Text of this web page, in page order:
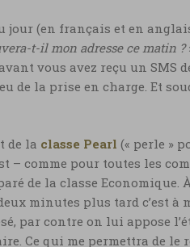
(en français et en
t-il mon adresse ce matin ?
vous avez reçu un SMS
de la prise en charge. Et
de la classe Pearl (« perle »
– comme pour toutes les
de la classe
minutes plus tard c’est
par contre on lui appose
Ce qui me permettra de